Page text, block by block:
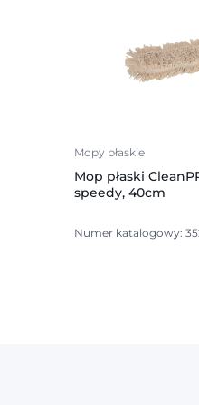
Mopy płaskie
Mop płaski
speedy, 40cm
Numer katalogowy: